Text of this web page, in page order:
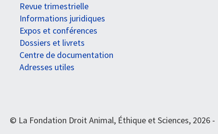
Revue trimestrielle
Informations juridiques
Expos et conférences
Dossiers et livrets
Centre de documentation
Adresses utiles
© La Fondation Droit Animal, Éthique et Sciences, 2026 -